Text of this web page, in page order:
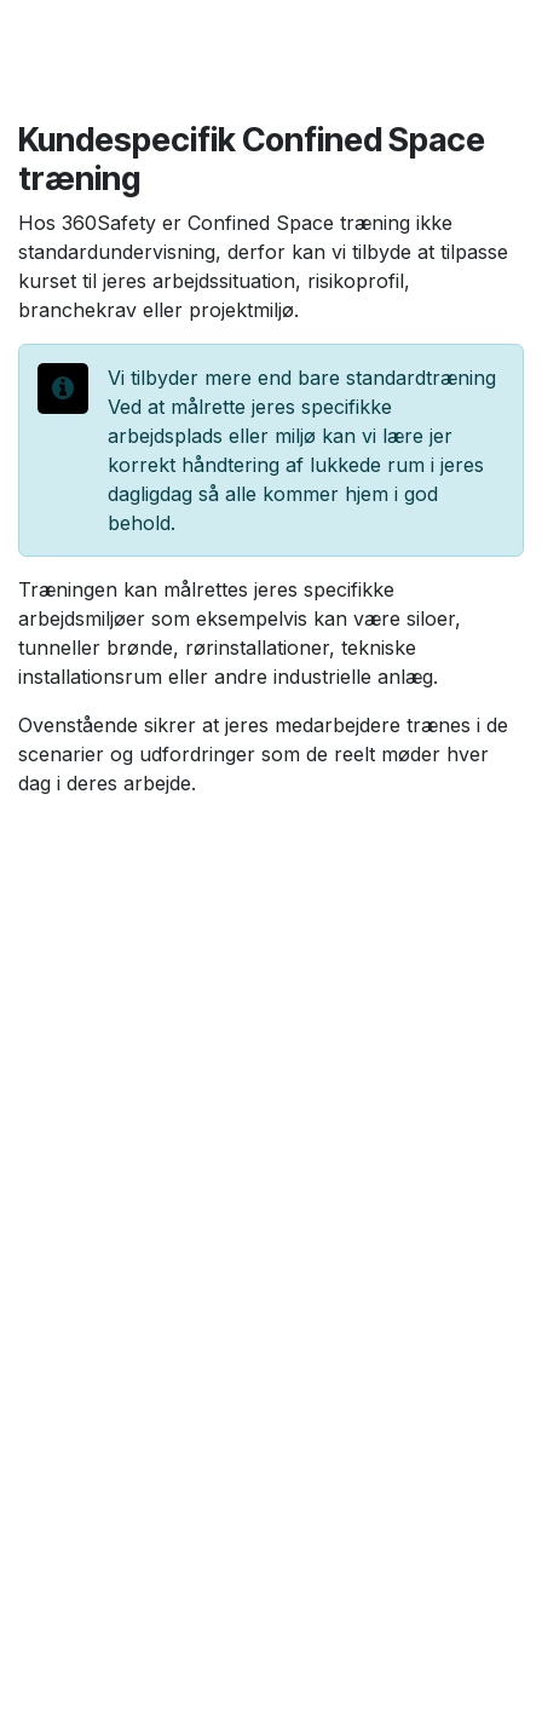
Kundespecifik Confined Space
træning
Hos 360Safety er Confined Space træning ikke
standardundervisning, derfor kan vi tilbyde at tilpasse
kurset til jeres arbejdssituation, risikoprofil,
branchekrav eller projektmiljø.
Vi tilbyder mere end bare standardtræning
Ved at målrette jeres specifikke
arbejdsplads eller miljø kan vi lære jer
korrekt håndtering af lukkede rum i jeres
dagligdag så alle kommer hjem i god
behold.
Træningen kan målrettes jeres specifikke
arbejdsmiljøer som eksempelvis kan være siloer,
tunneller brønde, rørinstallationer, tekniske
installationsrum eller andre industrielle anlæg.
Ovenstående sikrer at jeres medarbejdere trænes i de
scenarier og udfordringer som de reelt møder hver
dag i deres arbejde.